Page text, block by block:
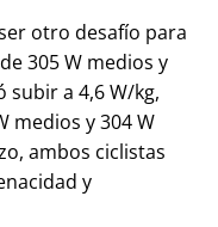
otro desafío para
305 W medios y
subir a 4,6 W/kg,
medios y 304 W
ambos ciclistas
y